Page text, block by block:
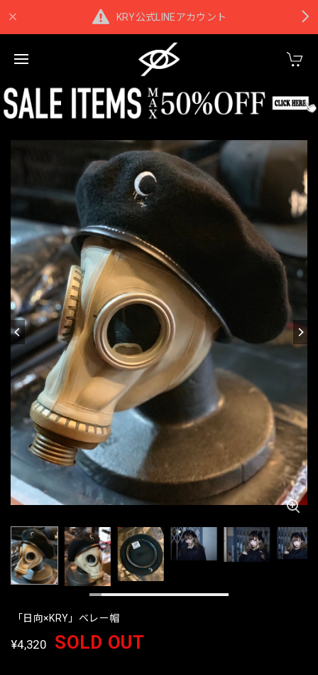
KRY公式LINEアカウント
「日向×KRY」ベレー帽
¥4,320 SOLD OUT